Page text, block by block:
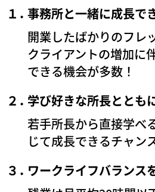
１．事務所と一緒に成長で
開業したばかりのフレ
クライアントの増加に
できる機会が多数！
２．学び好きな所長ととも
若手所長から直接学べ
じて成長できるチャン
３．ワークライフバランス